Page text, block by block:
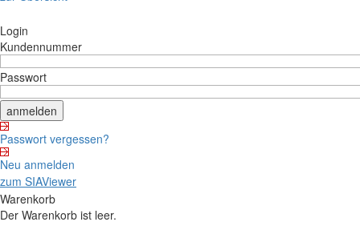
Login
Kundennummer
Passwort
Passwort vergessen?
Neu anmelden
zum SIAViewer
Warenkorb
Der Warenkorb ist leer.